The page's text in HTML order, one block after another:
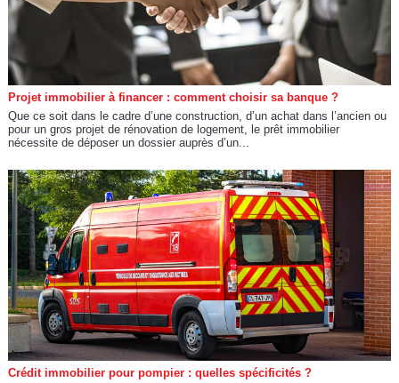
Projet immobilier à financer : comment choisir sa banque ?
Que ce soit dans le cadre d’une construction, d’un achat dans l’ancien ou
pour un gros projet de rénovation de logement, le prêt immobilier
nécessite de déposer un dossier auprès d’un...
Crédit immobilier pour pompier : quelles spécificités ?